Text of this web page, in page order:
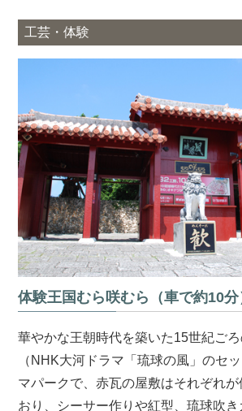
工芸・体験
体験王国むら咲むら（車で約10分
華やかな王朝時代を築いた15世紀ご
（NHK大河ドラマ「琉球の風」のセ
マパークで、赤瓦の屋敷はそれぞれ
おり、シーサー作りや紅型、琉球吹